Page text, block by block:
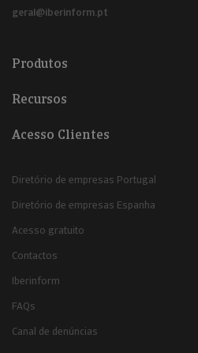
geral@iberinform.pt
Produtos
Recursos
Acesso Clientes
Diretório de empresas Portugal
Diretório de empresas Espanha
Acesso gratuito
Contactos
Iberinform
FAQs
Canal de denúncias